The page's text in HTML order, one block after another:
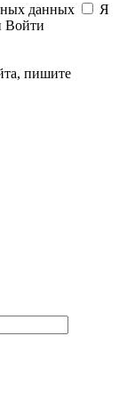
данных
Я
Войти
пишите